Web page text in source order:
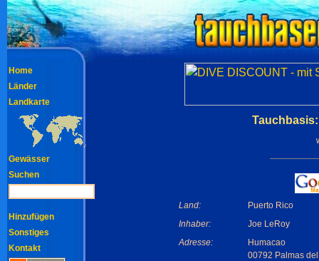
Land:
Puerto Rico
Inhaber:
Joe LeRoy
Adresse:
Humacao
00792 Palmas
Home
Länder
Landkarte
Gewässer
Suchen
Hinzufügen
Sonstiges
Kontakt